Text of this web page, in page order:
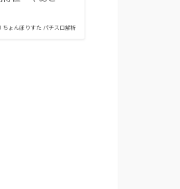
ちょんぼりすた パチスロ解析